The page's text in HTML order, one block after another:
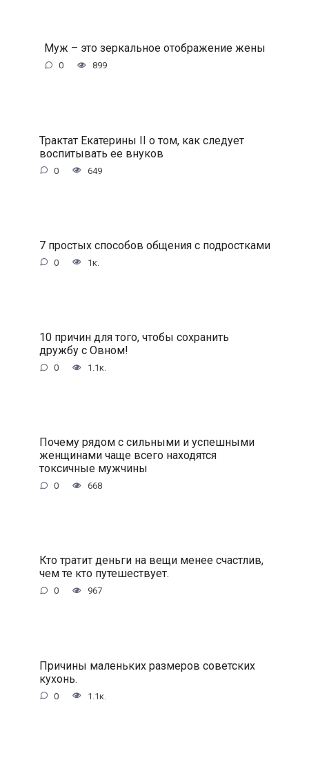
Муж – это зеркальное отображение жены
0 899
Трактат Екатерины II о том, как следует
воспитывать ее внуков
0 649
7 простых способов общения с подростками
0 1к.
10 причин для того, чтобы сохранить
дружбу с Овном!
0 1.1к.
Почему рядом с сильными и успешными
женщинами чаще всего находятся
токсичные мужчины
0 668
Кто тратит деньги на вещи менее счастлив,
чем те кто путешествует.
0 967
Причины маленьких размеров советских
кухонь.
0 1.1к.